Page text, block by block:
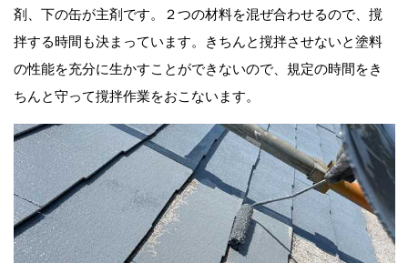
剤、下の缶が主剤です。２つの材料を混ぜ合わせるので、撹
拌する時間も決まっています。きちんと撹拌させないと塗料
の性能を充分に生かすことができないので、規定の時間をき
ちんと守って撹拌作業をおこないます。